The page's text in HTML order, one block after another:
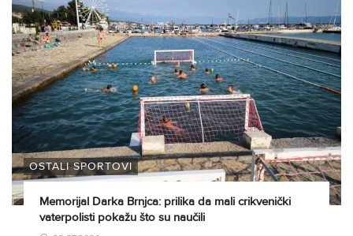
OSTALI SPORTOVI
Memorijal Darka Brnjca: prilika da mali crikvenički
vaterpolisti pokažu što su naučili